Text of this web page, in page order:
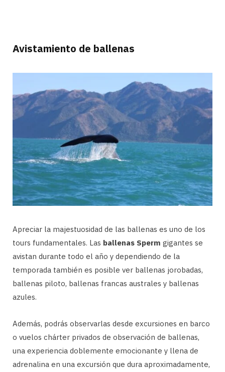
Avistamiento de ballenas
Apreciar la majestuosidad de las ballenas es uno de los
tours fundamentales. Las ballenas Sperm gigantes se
avistan durante todo el año y dependiendo de la
temporada también es posible ver ballenas jorobadas,
ballenas piloto, ballenas francas australes y ballenas
azules.
Además, podrás observarlas desde excursiones en barco
o vuelos chárter privados de observación de ballenas,
una experiencia doblemente emocionante y llena de
adrenalina en una excursión que dura aproximadamente,